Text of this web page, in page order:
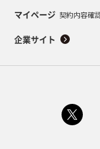
マイページ 契約内容確
企業サイト